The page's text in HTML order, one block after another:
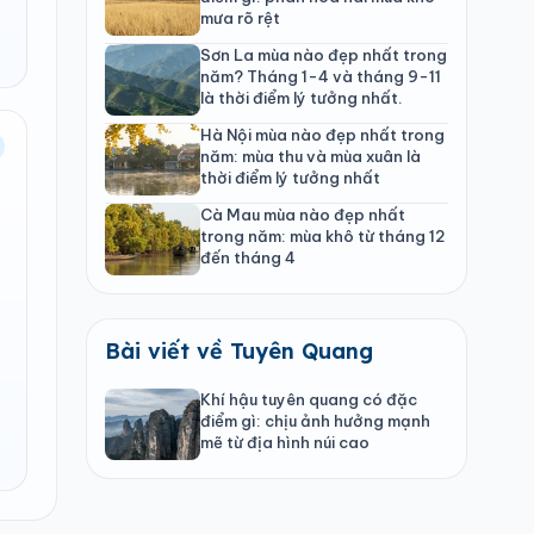
mưa rõ rệt
Sơn La mùa nào đẹp nhất trong
năm? Tháng 1-4 và tháng 9-11
là thời điểm lý tưởng nhất.
Hà Nội mùa nào đẹp nhất trong
năm: mùa thu và mùa xuân là
thời điểm lý tưởng nhất
Cà Mau mùa nào đẹp nhất
trong năm: mùa khô từ tháng 12
đến tháng 4
Bài viết về Tuyên Quang
Khí hậu tuyên quang có đặc
điểm gì: chịu ảnh hưởng mạnh
mẽ từ địa hình núi cao